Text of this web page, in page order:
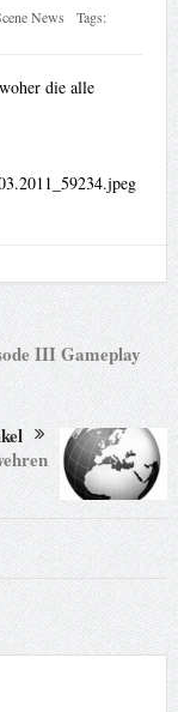
News
Tags:
die alle
III Gameplay